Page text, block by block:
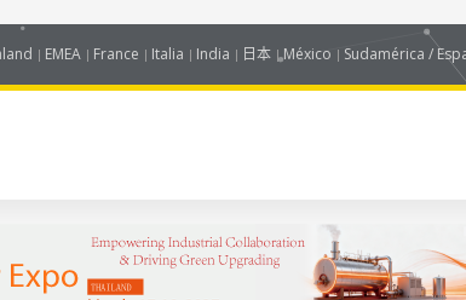
EMEA France Italia India 日本 México Sudamérica /